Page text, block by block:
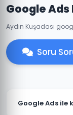
Google Ads
Aydın Kuşadası
Soru
Google Ads ile